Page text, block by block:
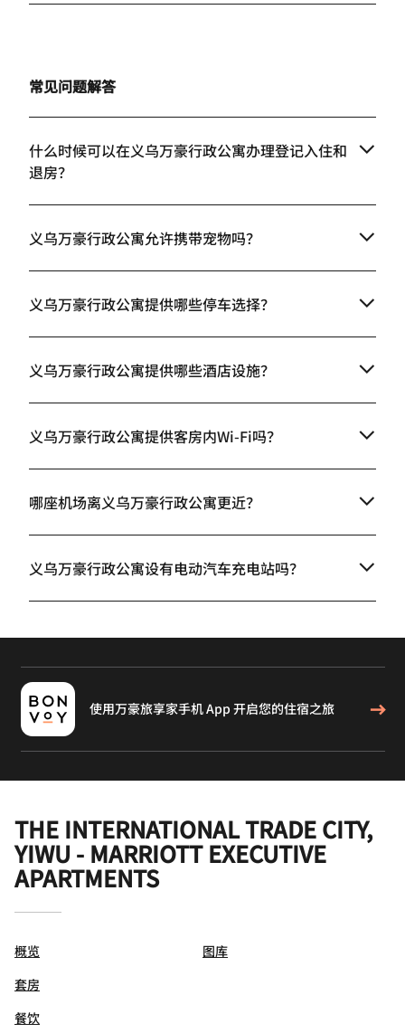
常见问题解答
什么时候可以在义乌万豪行政公寓办理登记入住和
退房？
义乌万豪行政公寓允许携带宠物吗？
义乌万豪行政公寓提供哪些停车选择？
义乌万豪行政公寓提供哪些酒店设施？
义乌万豪行政公寓提供客房内Wi-Fi吗？
哪座机场离义乌万豪行政公寓更近？
义乌万豪行政公寓设有电动汽车充电站吗？
使用万豪旅享家手机 App 开启您的住宿之旅
THE INTERNATIONAL TRADE CITY,
YIWU - MARRIOTT EXECUTIVE
APARTMENTS
概览
套房
餐饮
图库